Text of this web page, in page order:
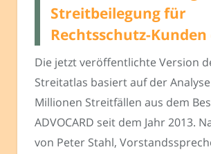
Streitbeilegung für
Rechtsschutz-
Die jetzt veröffentlichte Version
Streitatlas basiert auf der
Millionen Streitfällen aus dem
ADVOCARD seit dem Jahr 2013.
von Peter Stahl,